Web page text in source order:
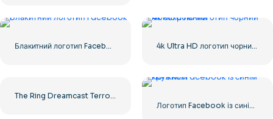
4k Ultra HD логотип чорний монохромний